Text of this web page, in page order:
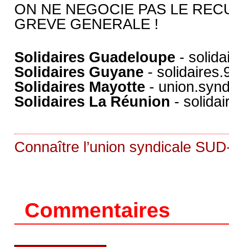
ON NE NEGOCIE PAS LE
GREVE GENERALE !
Solidaires Guadeloupe -
Solidaires Guyane -
Solidaires Mayotte -
Solidaires La Réunion -
Connaître l’union syndicale
Commentaires